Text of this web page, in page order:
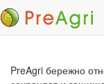
PreAgri бережно